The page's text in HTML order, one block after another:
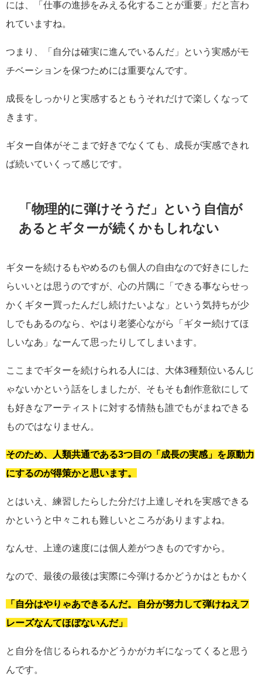
には、「仕事の進捗をみえる化することが重要」だと言わ
れていますね。
つまり、「自分は確実に進んでいるんだ」という実感がモ
チベーションを保つためには重要なんです。
成長をしっかりと実感するともうそれだけで楽しくなって
きます。
ギター自体がそこまで好きでなくても、成長が実感できれ
ば続いていくって感じです。
「物理的に弾けそうだ」という自信が
あるとギターが続くかもしれない
ギターを続けるもやめるのも個人の自由なので好きにした
らいいとは思うのですが、心の片隅に「できる事ならせっ
かくギター買ったんだし続けたいよな」という気持ちが少
しでもあるのなら、やはり老婆心ながら「ギター続けてほ
しいなあ」なーんて思ったりしてしまいます。
ここまでギターを続けられる人には、大体3種類位いるんじ
ゃないかという話をしましたが、そもそも創作意欲にして
も好きなアーティストに対する情熱も誰でもがまねできる
ものではなりません。
そのため、人類共通である3つ目の「成長の実感」を原動力
にするのが得策かと思います。
とはいえ、練習したらした分だけ上達しそれを実感できる
かというと中々これも難しいところがありますよね。
なんせ、上達の速度には個人差がつきものですから。
なので、最後の最後は実際に今弾けるかどうかはともかく
「自分はやりゃあできるんだ。自分が努力して弾けねえフ
レーズなんてほぼないんだ」
と自分を信じるられるかどうかがカギになってくると思う
んです。